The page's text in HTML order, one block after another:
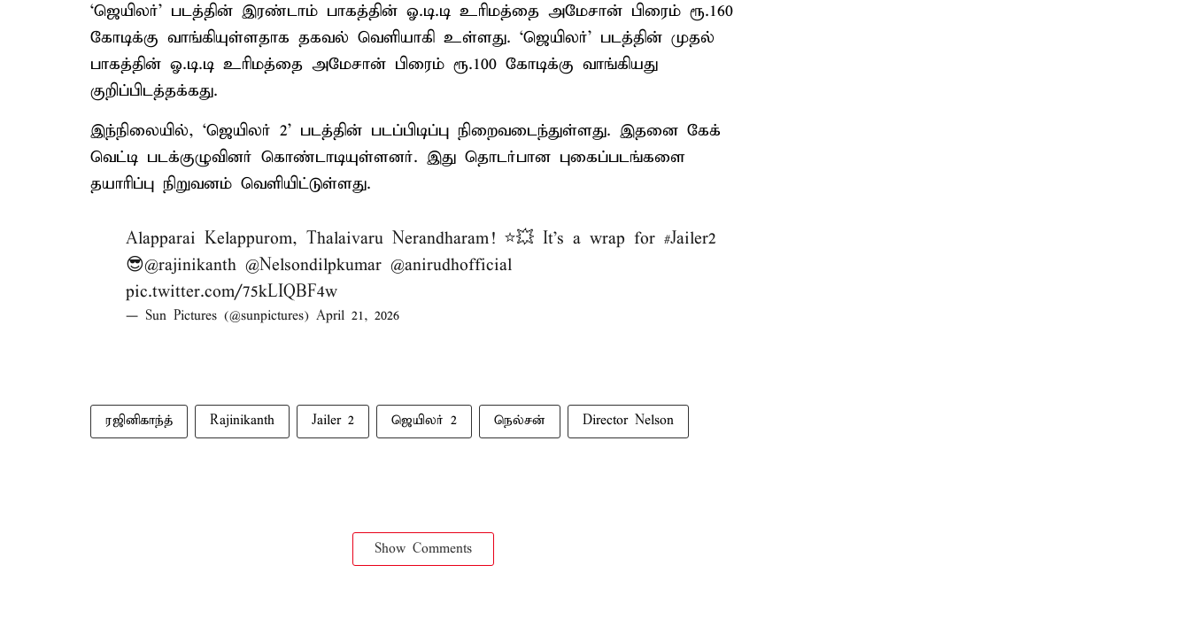
‘ஜெயிலர்’ படத்தின் இரண்டாம் பாகத்தின் ஓ.டி.டி உரிமத்தை அமேசான் பிரைம் ரூ.160
கோடிக்கு வாங்கியுள்ளதாக தகவல் வெளியாகி உள்ளது. ‘ஜெயிலர்’ படத்தின் முதல்
பாகத்தின் ஓ.டி.டி உரிமத்தை அமேசான் பிரைம் ரூ.100 கோடிக்கு வாங்கியது
குறிப்பிடத்தக்கது.
இந்நிலையில், ‘ஜெயிலர் 2’ படத்தின் படப்பிடிப்பு நிறைவடைந்துள்ளது. இதனை கேக்
வெட்டி படக்குழுவினர் கொண்டாடியுள்ளனர். இது தொடர்பான புகைப்படங்களை
தயாரிப்பு நிறுவனம் வெளியிட்டுள்ளது.
Alapparai Kelappurom, Thalaivaru Nerandharam! ⭐💥 It's a wrap for #Jailer2
😎@rajinikanth @Nelsondilpkumar @anirudhofficial
pic.twitter.com/75kLIQBF4w
— Sun Pictures (@sunpictures) April 21, 2026
ரஜினிகாந்த் Rajinikanth Jailer 2 ஜெயிலர் 2 நெல்சன் Director Nelson
Show Comments